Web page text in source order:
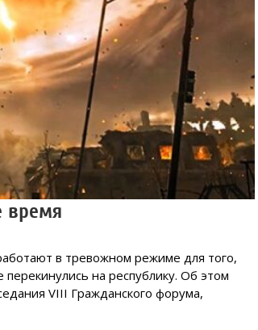
время
в тревожном режиме для того,
на республику. Об этом
VIII Гражданского форума,